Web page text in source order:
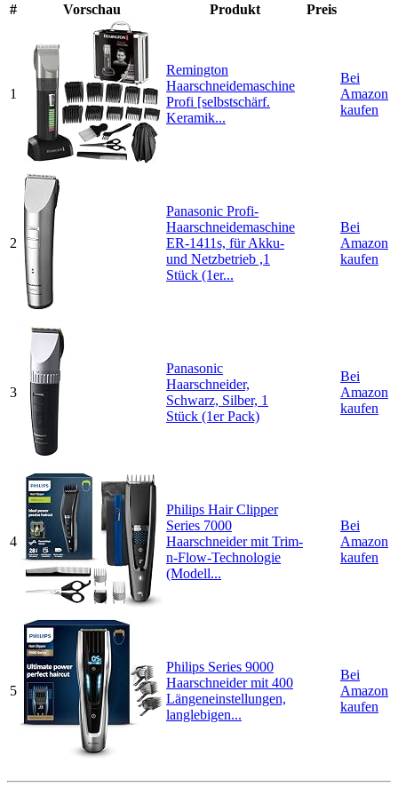
# Vorschau Produkt Preis
1
Remington
Haarschneidemaschine
Profi [selbstschärf.
Keramik...
Bei
Amazon
kaufen
2
Panasonic Profi-
Haarschneidemaschine
ER-1411s, für Akku-
und Netzbetrieb ,1
Stück (1er...
Bei
Amazon
kaufen
3
Panasonic
Haarschneider,
Schwarz, Silber, 1
Stück (1er Pack)
Bei
Amazon
kaufen
4
Philips Hair Clipper
Series 7000
Haarschneider mit Trim-
n-Flow-Technologie
(Modell...
Bei
Amazon
kaufen
5
Philips Series 9000
Haarschneider mit 400
Längeneinstellungen,
langlebigen...
Bei
Amazon
kaufen